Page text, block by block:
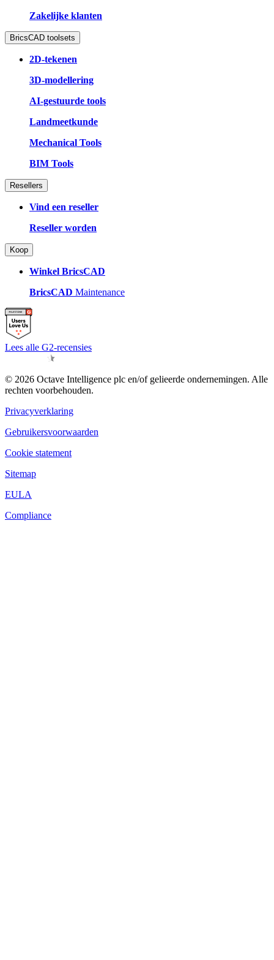
Zakelijke klanten
BricsCAD toolsets
2D-tekenen
3D-modellering
AI-gestuurde tools
Landmeetkunde
Mechanical Tools
BIM Tools
Resellers
Vind een reseller
Reseller worden
Koop
Winkel BricsCAD
BricsCAD Maintenance
Lees alle G2-recensies
© 2026 Octave Intelligence plc en/of gelieerde ondernemingen. Alle
rechten voorbehouden.
Privacyverklaring
Gebruikersvoorwaarden
Cookie statement
Sitemap
EULA
Compliance